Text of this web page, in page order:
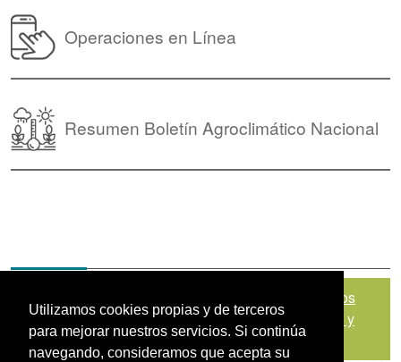
Utilizamos cookies propias y de terceros
para mejorar nuestros servicios. Si continúa
navegando, consideramos que acepta su
Operaciones en Línea
Resumen Boletín Agroclimático Nacional
Política de Tratamiento de Datos
Personales|Políticas de Seguridad, Términos y
Condiciones de Uso